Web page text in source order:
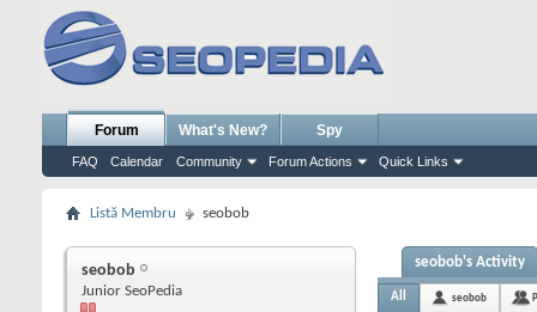
Forum
FAQ Calendar Community Forum Actions Quick Links
What's New? Spy
Listă Membru seobob
seobob
Junior SeoPedia
seobob's Activity
All seobob